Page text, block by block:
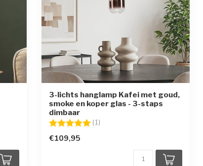
3-lichts hanglamp Kafei met goud,
smoke en koper glas - 3-staps
dimbaar
Beoordeling: (1)
€109,95